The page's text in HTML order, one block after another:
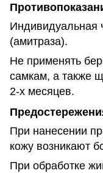
Индивидуальная
(амитраза).
Не применять
самкам, а также
2-х месяцев.
При нанесении
кожу возникают
При обработке